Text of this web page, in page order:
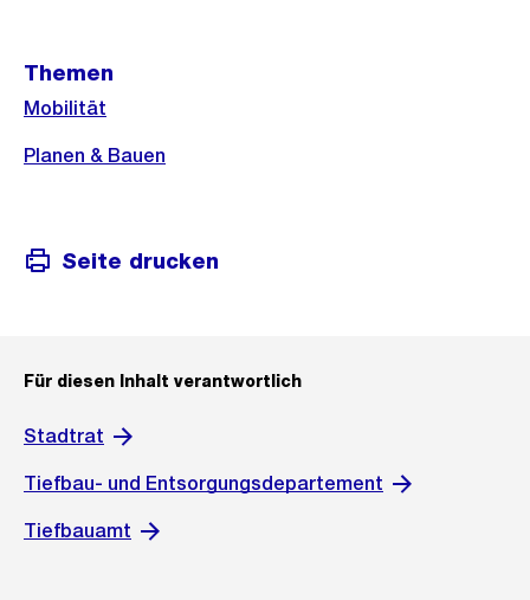
Weitere
Informationen
Themen
Mobilität
Planen & Bauen
Seite drucken
Für diesen Inhalt verantwortlich
Stadtrat
Tiefbau- und Entsorgungsdepartement
Tiefbauamt